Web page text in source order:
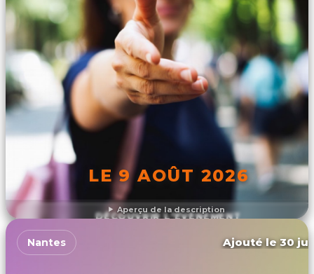
Aperçu de la description
LE 9 AOÛT 2026
DÉCOUVRIR L'ÉVÉNEMENT
Nantes Ajouté le 30